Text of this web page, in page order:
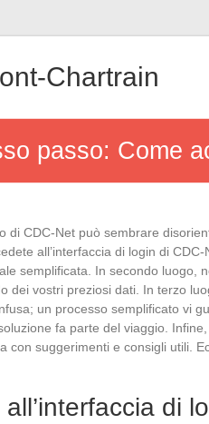
Chartrain
passo: Come
di CDC-Net può sembrare
all’interfaccia di login di
semplificata. In secondo luogo,
dei vostri preziosi dati. In terzo
un processo semplificato vi
fa parte del viaggio.
con suggerimenti e consigli utili.
di